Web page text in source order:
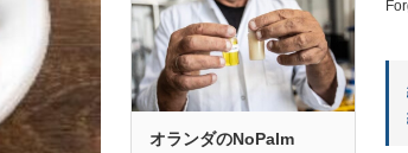
オランダのNoPalm